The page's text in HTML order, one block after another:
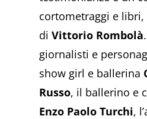
cortometraggi e
diVittorio Rombolà
giornalisti e
show girl e ballerina
Russo, il ballerino e
Enzo Paolo Turchi,